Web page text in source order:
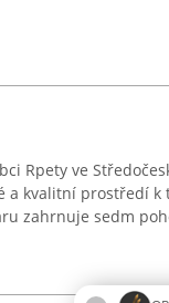
Rpety ve
kvalitní prostředí k
zahrnuje sedm